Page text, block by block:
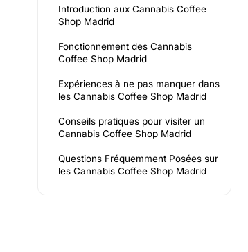
Introduction aux Cannabis Coffee
Shop Madrid
Fonctionnement des Cannabis
Coffee Shop Madrid
Expériences à ne pas manquer dans
les Cannabis Coffee Shop Madrid
Conseils pratiques pour visiter un
Cannabis Coffee Shop Madrid
Questions Fréquemment Posées sur
les Cannabis Coffee Shop Madrid